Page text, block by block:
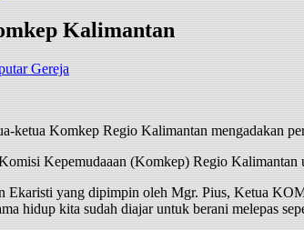
Kalimantan
Gereja
ketua Komkep Regio Kalimantan mengadakan
Kepemudaaan (Komkep) Regio Kalimantan
Ekaristi yang dipimpin oleh Mgr. Pius, Ketua
hidup kita sudah diajar untuk berani melepas